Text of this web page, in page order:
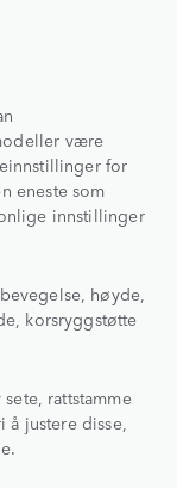
være
for
eneste som
innstillinger
høyde,
korsryggstøtte
rattstamme
å justere disse,